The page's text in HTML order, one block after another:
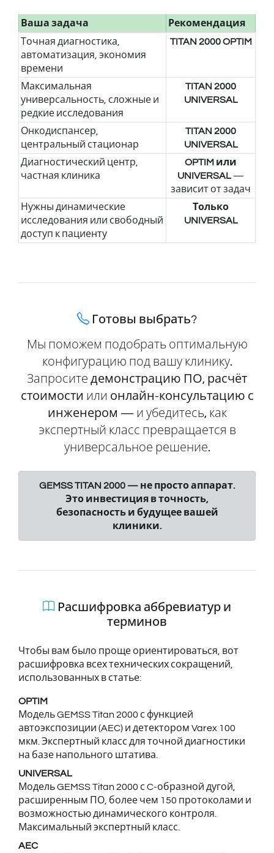
Ваша задача
Рекомендация
Точная диагностика,
автоматизация, экономия
времени
TITAN 2000 OPTIM
Максимальная
универсальность, сложные и
редкие исследования
TITAN 2000
UNIVERSAL
Онкодиспансер,
центральный стационар
TITAN 2000
UNIVERSAL
Диагностический центр,
частная клиника
OPTIM или
UNIVERSAL—
зависит от задач
Нужны динамические
исследования или свободный
доступ к пациенту
Только
UNIVERSAL
Готовы выбрать?
Мы поможем подобрать оптимальную
конфигурацию под вашу клинику.
Запросите демонстрацию ПО, расчёт
стоимости или онлайн-консультацию с
инженером — и убедитесь, как
экспертный класс превращается в
универсальное решение.
GEMSS TITAN 2000 — не просто аппарат.
Это инвестиция в точность,
безопасность и будущее вашей
клиники.
Расшифровка аббревиатур и
терминов
Чтобы вам было проще ориентироваться, вот
расшифровка всех технических сокращений,
использованных в статье:
OPTIM
Модель GEMSS Titan 2000 с функцией
автоэкспозиции (AEC) и детектором Varex 100
мкм. Экспертный класс для точной диагностики
на базе напольного штатива.
UNIVERSAL
Модель GEMSS Titan 2000 с C-образной дугой,
расширенным ПО, более чем 150 протоколами и
возможностью динамического контроля.
Максимальный экспертный класс.
AEC